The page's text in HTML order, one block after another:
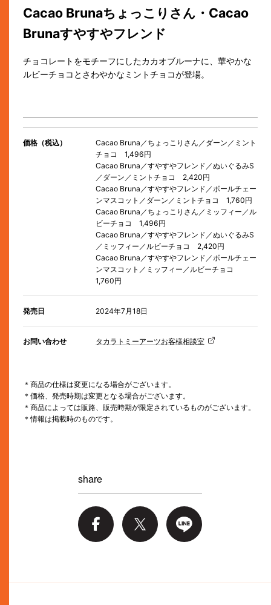
Cacao Brunaちょっこりさん・Cacao
Brunaすやすやフレンド
チョコレートをモチーフにしたカカオブルーナに、華やかな
ルビーチョコとさわやかなミントチョコが登場。
価格（税込）
Cacao Bruna／ちょっこりさん／ダーン／ミント
チョコ 1,496円
Cacao Bruna／すやすやフレンド／ぬいぐるみS
／ダーン／ミントチョコ 2,420円
Cacao Bruna／すやすやフレンド／ボールチェー
ンマスコット／ダーン／ミントチョコ 1,760円
Cacao Bruna／ちょっこりさん／ミッフィー／ル
ビーチョコ 1,496円
Cacao Bruna／すやすやフレンド／ぬいぐるみS
／ミッフィー／ルビーチョコ 2,420円
Cacao Bruna／すやすやフレンド／ボールチェー
ンマスコット／ミッフィー／ルビーチョコ
1,760円
発売日 2024年7月18日
お問い合わせ タカラトミーアーツお客様相談室
＊商品の仕様は変更になる場合がございます。
＊価格、発売時期は変更となる場合がございます。
＊商品によっては販路、販売時期が限定されているものがございます。
＊情報は掲載時のものです。
share